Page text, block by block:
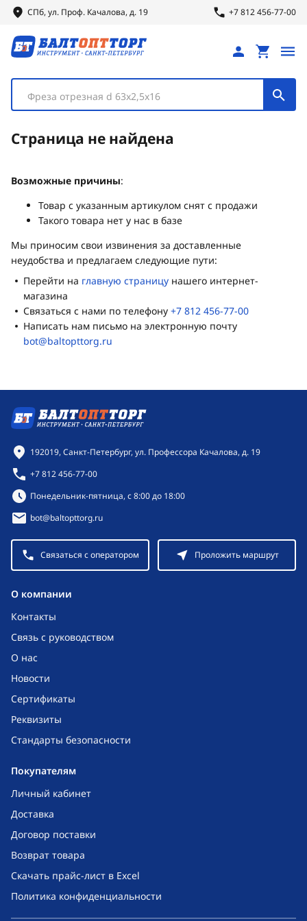
СПб, ул. Проф. Качалова, д. 19 +7 812 456-77-00
Фреза отрезная d 63х2,5х16
Страница не найдена
Возможные причины:
Товар с указанным артикулом снят с продажи
Такого товара нет у нас в базе
Мы приносим свои извинения за доставленные
неудобства и предлагаем следующие пути:
Перейти на главную страницу нашего интернет-
магазина
Связаться с нами по телефону +7 812 456-77-00
Написать нам письмо на электронную почту
bot@baltopttorg.ru
O компании
Контакты
Связь с руководством
О нас
Новости
Сертификаты
Реквизиты
Стандарты безопасности
Покупателям
Личный кабинет
Доставка
Договор поставки
Возврат товара
Скачать прайс-лист в Excel
Политика конфиденциальности
Контактная информация
192019, Санкт-Петербург, ул. Профессора Качалова, д. 19
+7 812 456-77-00
Режим работы:
Понедельник-пятница, с 8:00 до 18:00
bot@baltopttorg.ru
Связаться с оператором Проложить маршрут